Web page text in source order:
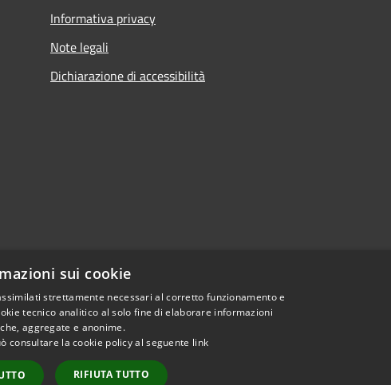
Informativa privacy
Note legali
Dichiarazione di accessibilità
sui cookie
strettamente necessari al corretto funzionamento e
tecnico analitico al solo fine di elaborare informazioni
aggregate e anonime.
consultare la cookie policy al seguente link
RIFIUTA TUTTO